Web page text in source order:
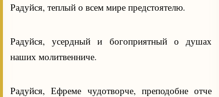
Радуйся, теплый о всем мире предстоятелю.
Радуйся, усердный и богоприятный о душах
наших молитвенниче.
Радуйся, Ефреме чудотворче, преподобне отче